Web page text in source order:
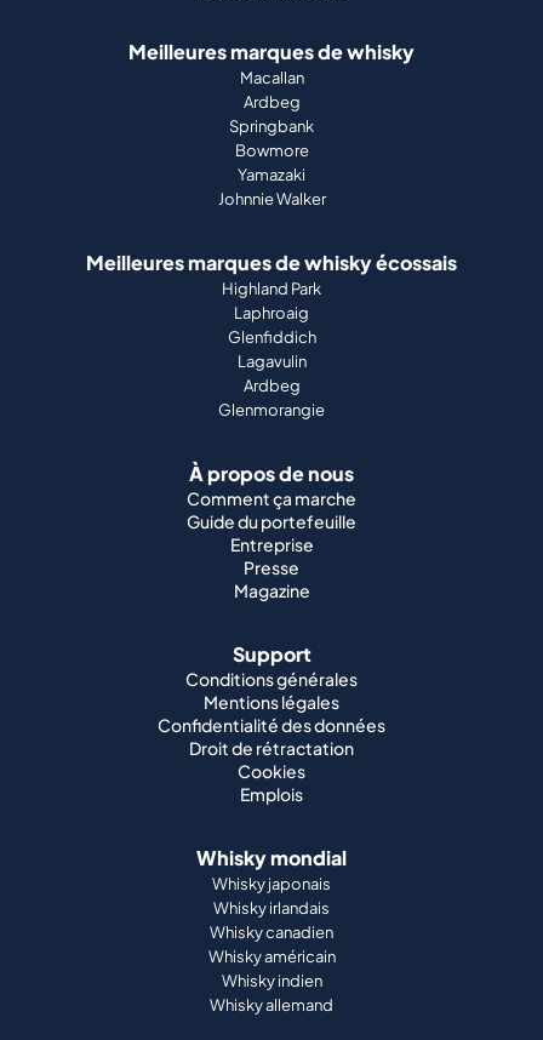
Meilleures marques de whisky
Macallan
Ardbeg
Springbank
Bowmore
Yamazaki
Johnnie Walker
Meilleures marques de whisky écossais
Highland Park
Laphroaig
Glenfiddich
Lagavulin
Ardbeg
Glenmorangie
À propos de nous
Comment ça marche
Guide du portefeuille
Entreprise
Presse
Magazine
Support
Conditions générales
Mentions légales
Confidentialité des données
Droit de rétractation
Cookies
Emplois
Whisky mondial
Whisky japonais
Whisky irlandais
Whisky canadien
Whisky américain
Whisky indien
Whisky allemand